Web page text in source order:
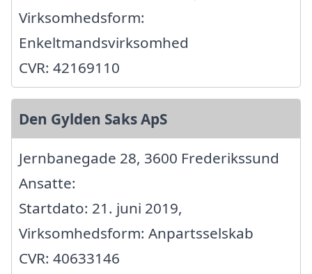
Virksomhedsform:
Enkeltmandsvirksomhed
CVR: 42169110
Den Gylden Saks ApS
Jernbanegade 28, 3600 Frederikssund
Ansatte:
Startdato: 21. juni 2019,
Virksomhedsform: Anpartsselskab
CVR: 40633146